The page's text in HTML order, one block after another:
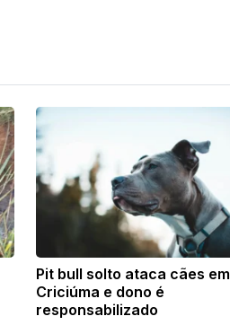
Pit bull solto ataca cães em
Criciúma e dono é
responsabilizado